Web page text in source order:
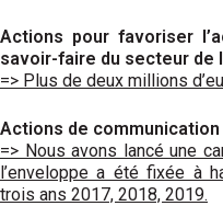
Actions pour favoriser
savoir-faire du secteur de
=> Plus de deux millions
Actions de
=> Nous avons lancé une
l’enveloppe a été fixée à
trois ans 2017, 2018, 2019.